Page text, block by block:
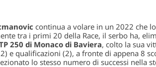
continua a volare in un 2022 che
tra i primi 20 della Race, il serbo ha,
250 di Monaco di Baviera, colto la sua
e qualificazioni (2), a fronte di appena 8
lo stesso numero di successi nella